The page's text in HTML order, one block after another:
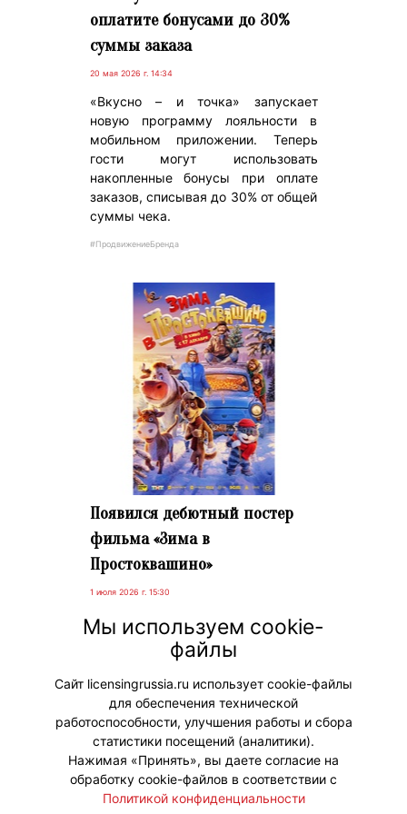
оплатите бонусами до 30%
суммы заказа
20 мая 2026 г. 14:34
«Вкусно – и точка» запускает
новую программу лояльности в
мобильном приложении. Теперь
гости могут использовать
накопленные бонусы при оплате
заказов, списывая до 30% от общей
суммы чека.
#ПродвижениеБренда
Появился дебютный постер
фильма «Зима в
Простоквашино»
1 июля 2026 г. 15:30
«Кинопоиск» опубликовал первый
постер фильма «Зима в
Простоквашино». Премьера
картины состоится 17 декабря.
#ПродвижениеБренда
Мы используем cookie-
файлы
Сайт licensingrussia.ru использует cookie-файлы
для обеспечения технической
работоспособности, улучшения работы и сбора
статистики посещений (аналитики).
Нажимая «Принять», вы даете согласие на
обработку cookie-файлов в соответствии с
Политикой конфиденциальности